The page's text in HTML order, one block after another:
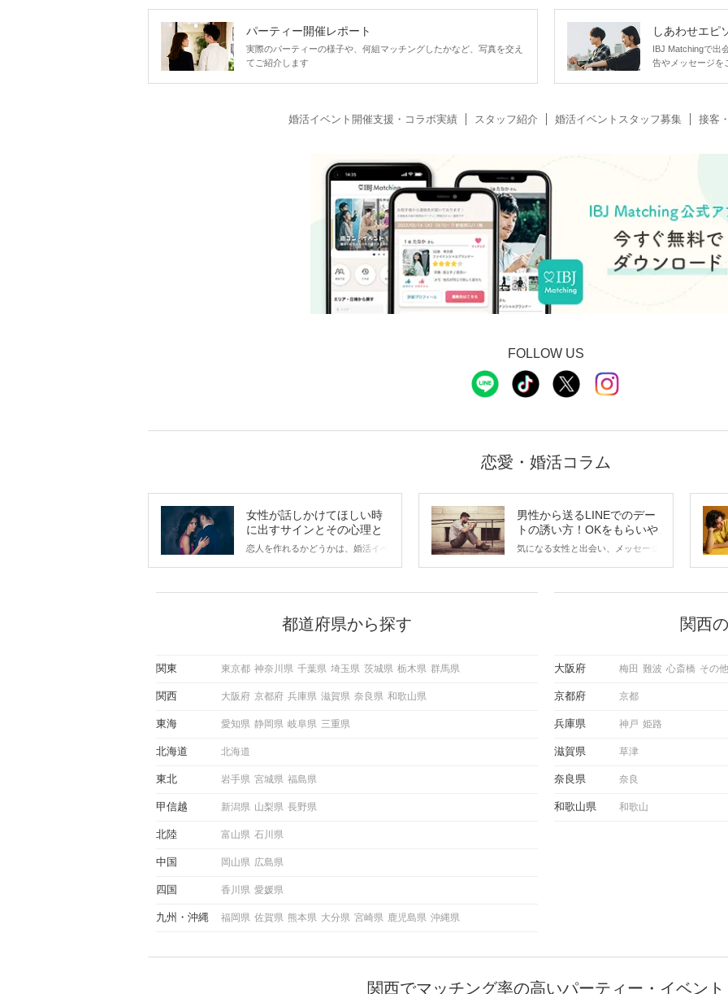
パーティー開催レポート
実際のパーティーの様子や、何組マッチングしたかなど、写真を交え
てご紹介します
しあわせエピ
IBJ Matchingで出
告やメッセージを
婚活イベント開催支援・コラボ実績 スタッフ紹介 婚活イベントスタッフ募集 接客
FOLLOW US
恋愛・婚活コラム
女性が話しかけてほしい時
に出すサインとその心理と
は？
恋人を作れるかどうかは、婚活イベ
から恋人作りを本格的に始めようと
している方は、女性が異性を求めて
この記事では、女性が話しかけて欲
しく解説した後、婚活イベントで実
ような行動に繋げるべきかをご紹介
男性から送るLINEでのデー
トの誘い方！OKをもらいや
すいメッセージのコツは？
気になる女性と出会い、メッセージ
も混じえながら解説するので、ぜひ
都道府県から探す
関東 東京都 神奈川県 千葉県 埼玉県 茨城県 栃木県 群馬県
関西 大阪府 京都府 兵庫県 滋賀県 奈良県 和歌山県
東海 愛知県 静岡県 岐阜県 三重県
北海道 北海道
東北 岩手県 宮城県 福島県
甲信越 新潟県 山梨県 長野県
北陸 富山県 石川県
中国 岡山県 広島県
四国 香川県 愛媛県
九州 沖縄 福岡県 佐賀県 熊本県 大分県 宮崎県 鹿児島県 沖縄県
関西
大阪府 梅田 難波 心斎橋 その
京都府 京都
兵庫県 神戸 姫路
滋賀県 草津
奈良県 奈良
和歌山県 和歌山
関西でマッチング率の高いパーティー・イベント